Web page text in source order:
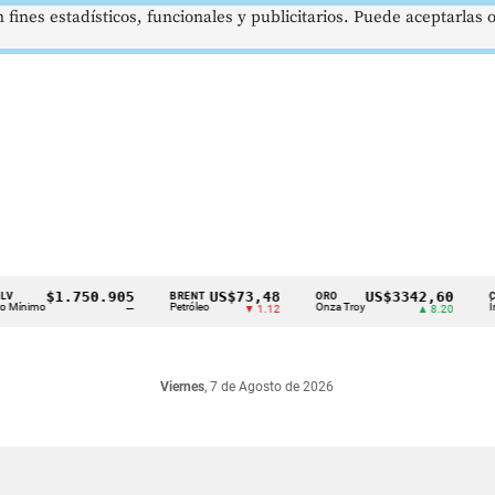
$1.750.905 BRENT
Petróleo
US$73,48
▼ 1.12 Onza Troy
US$3342,60
▲ 8.20 Índ.
Viernes, 7 de Agosto de 2026
estadísticos, funcionales y publicitarios. Puede aceptarlas